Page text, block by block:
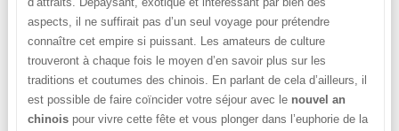
aspects, il ne suffirait pas d’un seul voyage pour prétendre
connaître cet empire si puissant. Les amateurs de culture
trouveront à chaque fois le moyen d’en savoir plus sur les
traditions et coutumes des chinois. En parlant de cela d’ailleurs, il
est possible de faire coïncider votre séjour avec le nouvel an
chinoispour vivre cette fête et vous plonger dans l’euphorie de la